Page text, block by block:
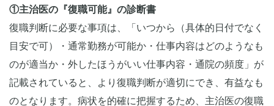
①主治医の『復職可能』の診断書
復職判断に必要な事項は、「いつから（具体的日付でなく
目安で可）・通常勤務が可能か・仕事内容はどのようなも
のが適当か・外したほうがいい仕事内容・通院の頻度」が
記載されていると、より復職判断が適切にでき、有益なも
のとなります。病状を的確に把握するため、主治医の復職